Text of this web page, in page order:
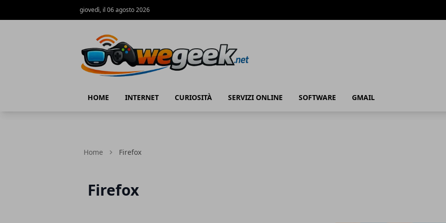
giovedì, il 06 agosto 2026
HOME INTERNET CURIOSITÀ SERVIZI ONLINE SOFTWARE GMAIL
Home Firefox
Firefox